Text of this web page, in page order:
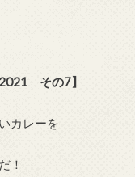
その7】
カレーを
！